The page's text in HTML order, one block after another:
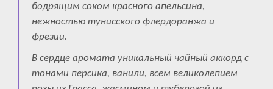
бодрящим соком красного апельсина,
нежностью тунисского флердоранжа и
фрезии.
В сердце аромата уникальный чайный аккорд с
тонами персика, ванили, всем великолепием